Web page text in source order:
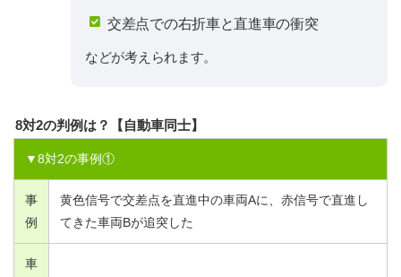
交差点での右折車と直進車の衝突
などが考えられます。
8対2の判例は？【自動車同士】
▼8対2の事例①
事
例
黄色信号で交差点を直進中の車両Aに、赤信号で直進し
てきた車両Bが追突した
車